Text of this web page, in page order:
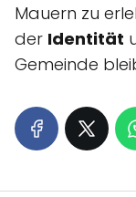
Mauern zu
der Identität
Gemeinde